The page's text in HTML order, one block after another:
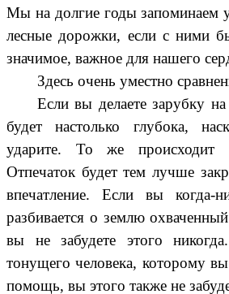
Мы на долгие годы запоминаем
лесные дорожки, если с ними
значимое, важное для нашего
Здесь очень уместно
Если вы делаете зарубку
будет настолько глубока,
ударите. То же
Отпечаток будет тем лучше
впечатление. Если вы когда-
разбивается о землю
вы не забудете этого
тонущего человека, которому
помощь, вы этого также не